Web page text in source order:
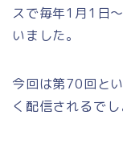
スで毎年1月1日
いました。
今回は第70回と
く配信されるでし